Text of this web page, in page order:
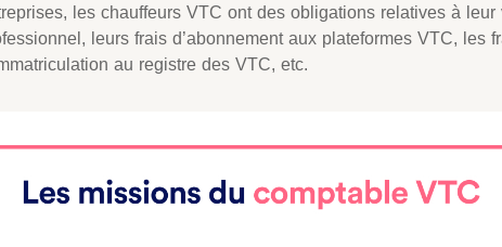
les chauffeurs VTC ont des obligations relatives à leur
leurs frais d’abonnement aux plateformes VTC, les
au registre des VTC, etc.